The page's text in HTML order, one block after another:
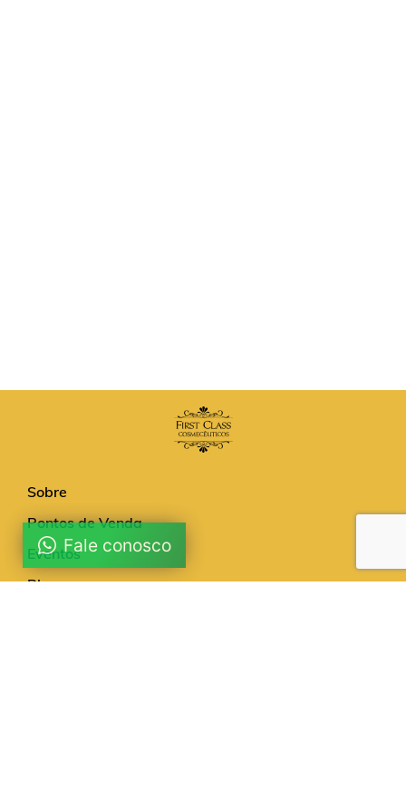
Sobre
Pontos de Venda
Eventos
Blog
Fale conosco